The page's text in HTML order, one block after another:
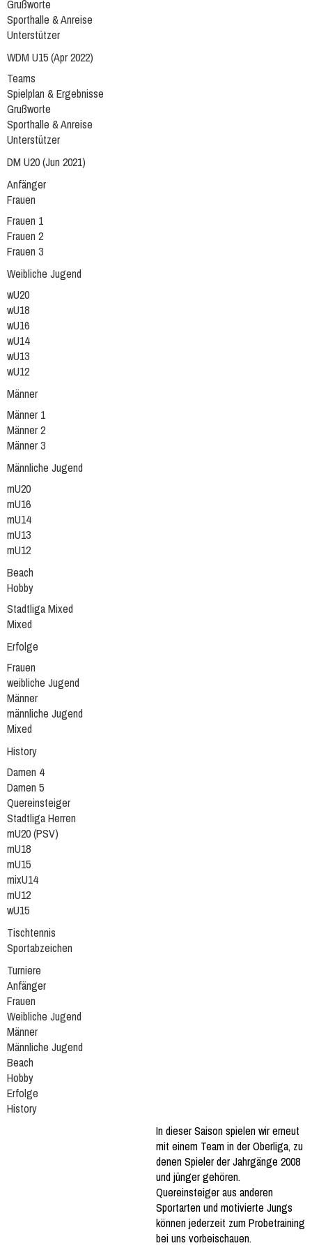
Grußworte
Sporthalle & Anreise
Unterstützer
WDM U15 (Apr 2022)
Teams
Spielplan & Ergebnisse
Grußworte
Sporthalle & Anreise
Unterstützer
DM U20 (Jun 2021)
Anfänger
Frauen
Frauen 1
Frauen 2
Frauen 3
Weibliche Jugend
wU20
wU18
wU16
wU14
wU13
wU12
Männer
Männer 1
Männer 2
Männer 3
Männliche Jugend
mU20
mU16
mU14
mU13
mU12
Beach
Hobby
Stadtliga Mixed
Mixed
Erfolge
Frauen
weibliche Jugend
Männer
männliche Jugend
Mixed
History
Damen 4
Damen 5
Quereinsteiger
Stadtliga Herren
mU20 (PSV)
mU18
mU15
mixU14
mU12
wU15
Tischtennis
Sportabzeichen
Turniere
Anfänger
Frauen
Weibliche Jugend
Männer
Männliche Jugend
Beach
Hobby
Erfolge
History
In dieser Saison spielen wir erneut
mit einem Team in der Oberliga, zu
denen Spieler der Jahrgänge 2008
und jünger gehören.
Quereinsteiger aus anderen
Sportarten und motivierte Jungs
können jederzeit zum Probetraining
bei uns vorbeischauen.